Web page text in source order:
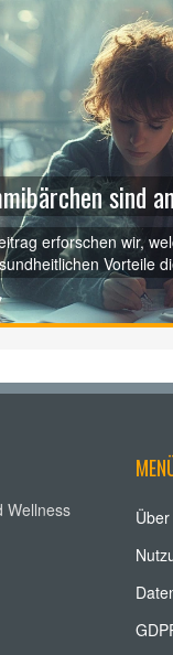
sind
erforschen wir,
Vorteile
Dosierung für euch
Erfahrungen und
Wellness